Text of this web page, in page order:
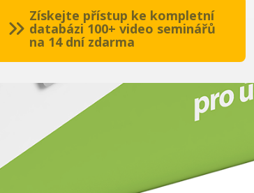
Získejte přístup ke kompletní
databázi 100+ video seminářů
na 14 dní zdarma